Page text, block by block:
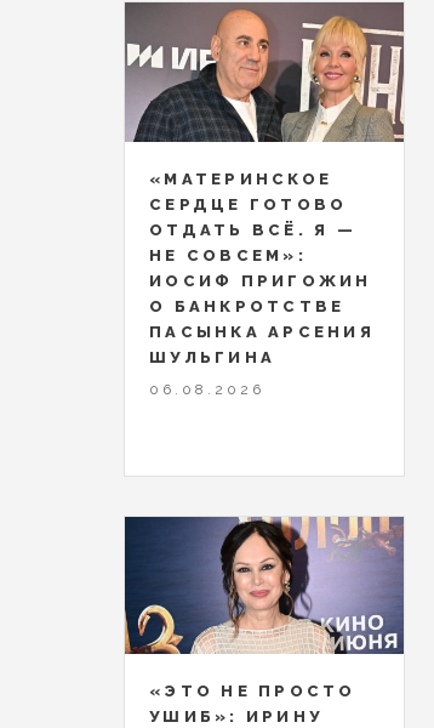
«МАТЕРИНСКОЕ
СЕРДЦЕ ГОТОВО
ОТДАТЬ ВСЁ. Я —
НЕ СОВСЕМ»:
ИОСИФ ПРИГОЖИН
О БАНКРОТСТВЕ
ПАСЫНКА АРСЕНИЯ
ШУЛЬГИНА
06.08.2026
«ЭТО НЕ ПРОСТО
УШИБ»: ИРИНУ